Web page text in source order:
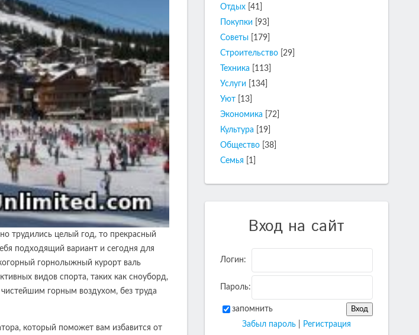
трудились целый год, то прекрасный
подходящий вариант и сегодня для
горнолыжный курорт валь
видов спорта, таких как сноуборд,
горным воздухом, без труда
который поможет вам избавится от
Отдых [41]
Покупки
[93]
Советы
[179]
Строительство [29]
Техника
[113]
Услуги
[134]
Уют
[13]
Экономика
[72]
Культура
[19]
Общество [38]
Семья
[1]
Вход на сайт
Логин:
Пароль:
запомнить
Забыл пароль
Регистрация